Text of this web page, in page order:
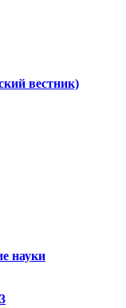
вестник)
науки